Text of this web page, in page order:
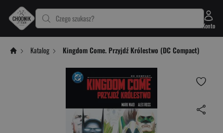
Czego szukasz?
Konto
Katalog Kingdom Come. Przyjdź Królestwo (DC Compact)